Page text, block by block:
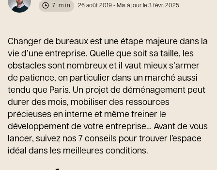
7 min 26 août 2019 - Mis à jour le 3 févr. 2025
Changer de bureaux est une étape majeure dans la
vie d’une entreprise. Quelle que soit sa taille, les
obstacles sont nombreux et il vaut mieux s’armer
de patience, en particulier dans un marché aussi
tendu que Paris. Un projet de déménagement peut
durer des mois, mobiliser des ressources
précieuses en interne et même freiner le
développement de votre entreprise… Avant de vous
lancer, suivez nos 7 conseils pour trouver l’espace
idéal dans les meilleures conditions.